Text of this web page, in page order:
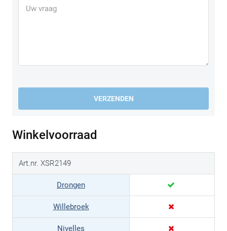
VERZENDEN
Winkelvoorraad
Art.nr. XSR2149
Drongen
Willebroek
Nivelles